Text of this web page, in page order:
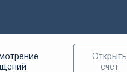
Открыть
счет